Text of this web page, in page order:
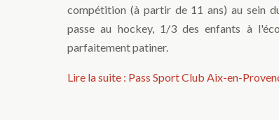
compétition (à partir de 11 ans) au sein
passe au hockey, 1/3 des enfants à
parfaitement patiner.
Lire la suite : Pass Sport Club Aix-en-